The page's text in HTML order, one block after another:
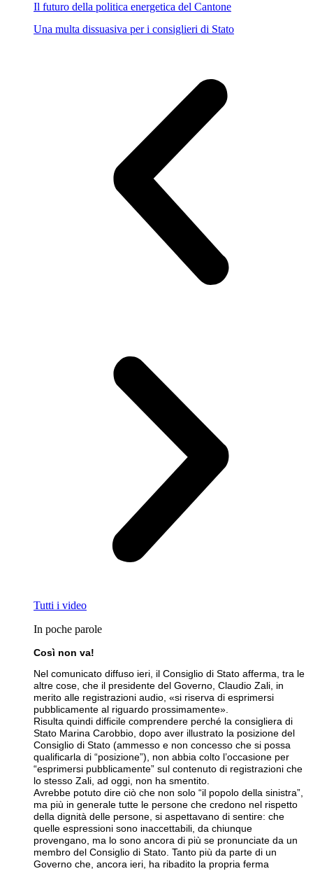
Il futuro della politica energetica del Cantone
Una multa dissuasiva per i consiglieri di Stato
Tutti i video
In poche parole
Così non va!
Nel comunicato diffuso ieri, il Consiglio di Stato afferma, tra le
altre cose, che il presidente del Governo, Claudio Zali, in
merito alle registrazioni audio, «si riserva di esprimersi
pubblicamente al riguardo prossimamente».
Risulta quindi difficile comprendere perché la consigliera di
Stato Marina Carobbio, dopo aver illustrato la posizione del
Consiglio di Stato (ammesso e non concesso che si possa
qualificarla di “posizione”), non abbia colto l’occasione per
“esprimersi pubblicamente” sul contenuto di registrazioni che
lo stesso Zali, ad oggi, non ha smentito.
Avrebbe potuto dire ciò che non solo “il popolo della sinistra”,
ma più in generale tutte le persone che credono nel rispetto
della dignità delle persone, si aspettavano di sentire: che
quelle espressioni sono inaccettabili, da chiunque
provengano, ma lo sono ancora di più se pronunciate da un
membro del Consiglio di Stato. Tanto più da parte di un
Governo che, ancora ieri, ha ribadito la propria ferma